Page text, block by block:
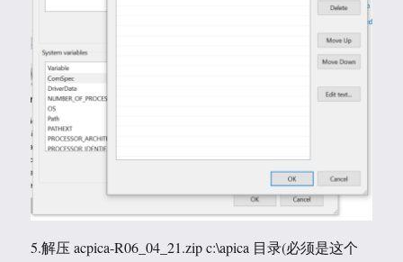
5.解压 acpica-R06_04_21.zip c:\apica 目录(必须是这个